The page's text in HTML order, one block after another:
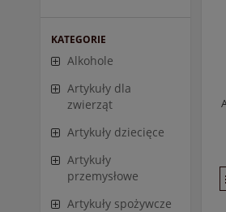
KATEGORIE
Alkohole
Artykuły dla
zwierząt
Artykuły dziecięce
Artykuły
przemysłowe
Artykuły spożywcze